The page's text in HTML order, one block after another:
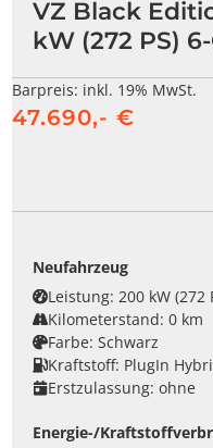
VZ Black
kW (272 PS)
Barpreis: inkl. 19% MwSt.
47.690,- €
Neufahrzeug
Leistung: 200 kW (272
Kilometerstand: 0 km
Farbe: Schwarz
Kraftstoff: PlugIn
Erstzulassung: ohne
Energie-/